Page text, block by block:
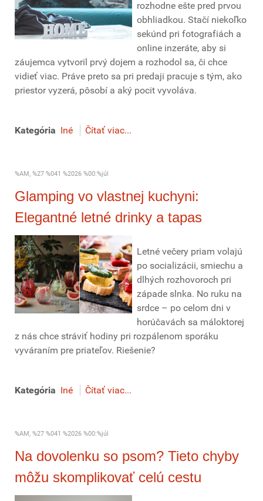
rozhodne ešte pred prvou
obhliadkou. Stačí niekoľko
sekúnd pri fotografiách a
online inzeráte, aby si
záujemca vytvoril prvý dojem a rozhodol sa, či chce
vidieť viac. Práve preto sa pri predaji pracuje s tým, ako
priestor vyzerá, pôsobí a aký pocit vyvoláva.
Kategória Iné Čítať viac...
%AM, %27 %041 %2026 %00:%júl
Glamping vo vlastnej kuchyni:
Elegantné letné drinky a tapas
Letné večery priam volajú
po socializácii, smiechu a
dlhých rozhovoroch pri
západe slnka. No ruku na
srdce – po celom dni v
horúčavách sa máloktorej
z nás chce stráviť hodiny pri rozpálenom sporáku
vyváraním pre priateľov. Riešenie?
Kategória Iné Čítať viac...
%AM, %27 %041 %2026 %00:%júl
Na dovolenku so psom? Tieto chyby
môžu skomplikovať celú cestu